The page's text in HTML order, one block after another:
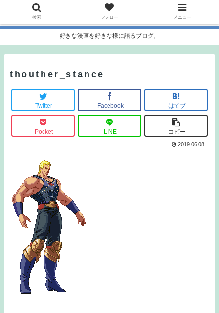
好きな漫画を好きな様に語るブログ。
thouther_stance
Twitter Facebook はてブ
Pocket LINE コピー
2019.06.08
検索 フォロー メニュー